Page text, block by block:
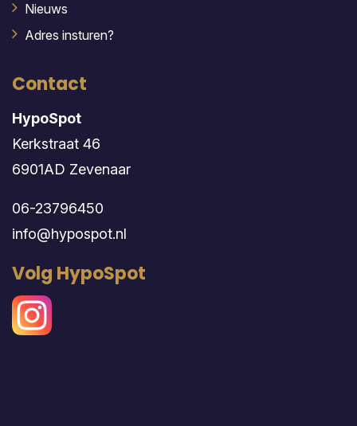
Nieuws
Adres insturen?
Contact
HypoSpot
Kerkstraat 46
6901AD Zevenaar
06-23796450
info@hypospot.nl
Volg HypoSpot